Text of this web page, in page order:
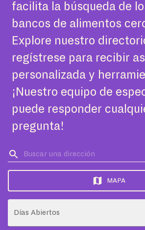
facilita la búsqueda de
bancos de alimentos
Explore nuestro
regístrese para recibir
personalizada y
¡Nuestro equipo de
puede responder
pregunta!
MAPA
Días Abiertos